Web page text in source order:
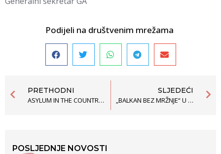
Podijeli na društvenim mrežama
PRETHODNI
ASYLUM IN THE COUNTRY OF PERSECUTED
SLJEDEĆI
„BALKAN BEZ MRŽNJE“ U PUBLIKACIJI SAVJETA EVROPE
POSLJEDNJE NOVOSTI